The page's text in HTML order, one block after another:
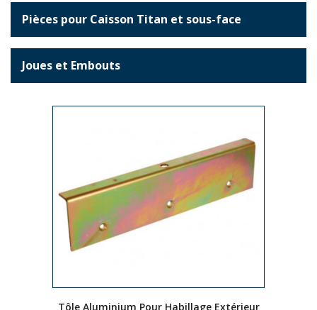
Pièces pour Caisson Titan et sous-face
Joues et Embouts
Tôle aluminium pour habillage
Tôle Aluminium Pour Habillage Extérieur